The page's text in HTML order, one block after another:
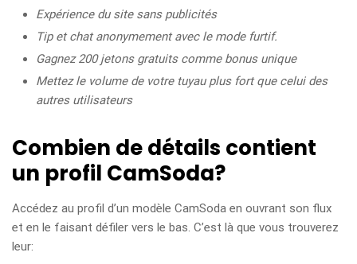
Expérience du site sans publicités
Tip et chat anonymement avec le mode furtif.
Gagnez 200 jetons gratuits comme bonus unique
Mettez le volume de votre tuyau plus fort que celui des
autres utilisateurs
Combien de détails contient
un profil CamSoda?
Accédez au profil d’un modèle CamSoda en ouvrant son flux
et en le faisant défiler vers le bas. C’est là que vous trouverez
leur: